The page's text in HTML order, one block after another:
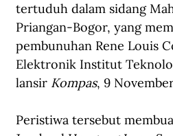
tertuduh dalam sidang
Priangan-Bogor, yang
pembunuhan Rene Louis
Elektronik Institut
lansir Kompas, 9
Peristiwa tersebut